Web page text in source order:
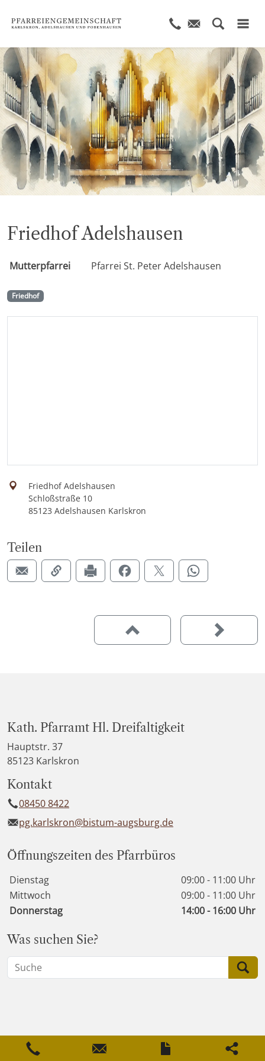
© KI generiert
Friedhof Adelshausen
Mutterpfarrei Pfarrei St. Peter Adelshausen
Friedhof
Friedhof Adelshausen
Schloßstraße 10
85123 Adelshausen Karlskron
Teilen
Kath. Pfarramt Hl. Dreifaltigkeit
Hauptstr. 37
85123 Karlskron
Kontakt
08450 8422
pg.karlskron@bistum-augsburg.de
Öffnungszeiten des Pfarrbüros
Wochentage / Monate
Öffnungszeiten / Hinweise
Dienstag
09:00 - 11:00 Uhr
Mittwoch
09:00 - 11:00 Uhr
Donnerstag
14:00 - 16:00 Uhr
Was suchen Sie?